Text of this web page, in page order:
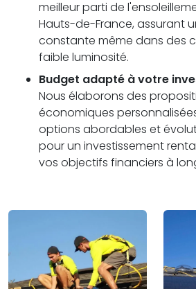
meilleur parti de
Hauts-de-France, assurant
constante même dans des
faible luminosité.
Budget adapté à votre
Nous élaborons des
économiques
options abordables et
pour un investissement
vos objectifs financiers à